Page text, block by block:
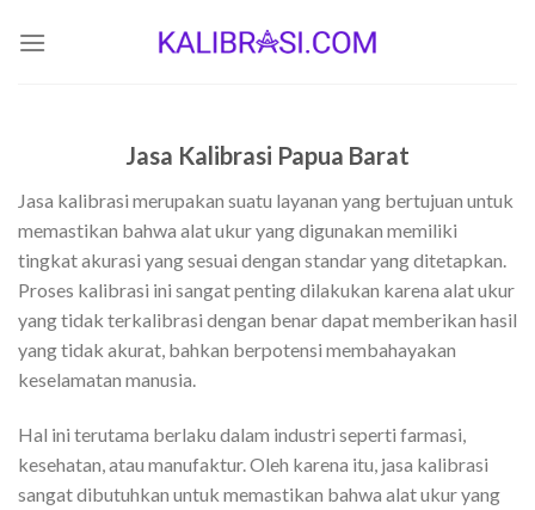
Jasa Kalibrasi Papua Barat
Jasa kalibrasi merupakan suatu layanan yang bertujuan untuk
memastikan bahwa alat ukur yang digunakan memiliki
tingkat akurasi yang sesuai dengan standar yang ditetapkan.
Proses kalibrasi ini sangat penting dilakukan karena alat ukur
yang tidak terkalibrasi dengan benar dapat memberikan hasil
yang tidak akurat, bahkan berpotensi membahayakan
keselamatan manusia.
Hal ini terutama berlaku dalam industri seperti farmasi,
kesehatan, atau manufaktur. Oleh karena itu, jasa kalibrasi
sangat dibutuhkan untuk memastikan bahwa alat ukur yang